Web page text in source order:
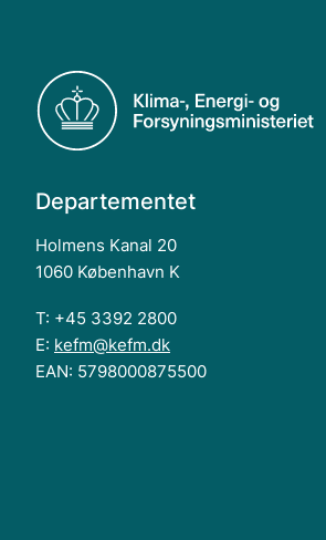
Departementet
Holmens Kanal 20
1060 København K
T: +45 3392 2800
E: kefm@kefm.dk
EAN: 5798000875500